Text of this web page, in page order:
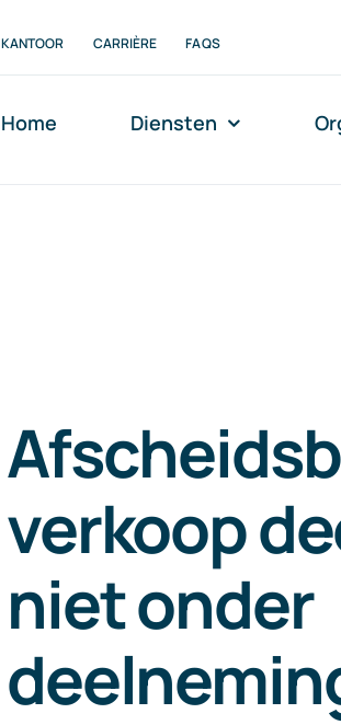
KANTOOR CARRIÈRE FAQS
Home Diensten
verkoop
niet onder